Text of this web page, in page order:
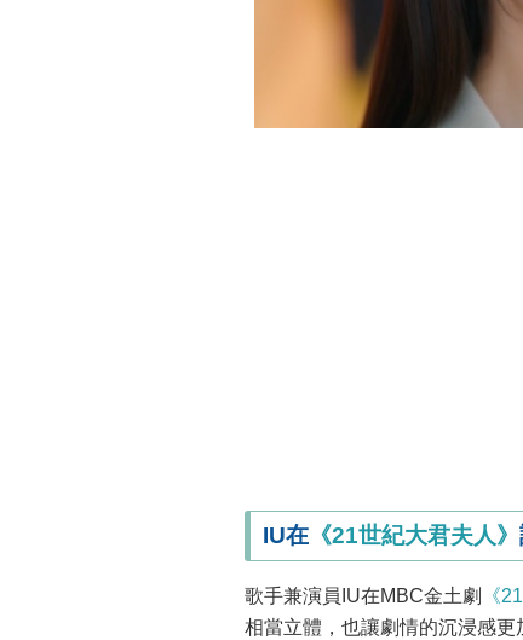
IU在 《21世紀大君夫人》
歌手兼演員IU在MBC金土劇 《
相當立體，也讓劇情的沉浸感